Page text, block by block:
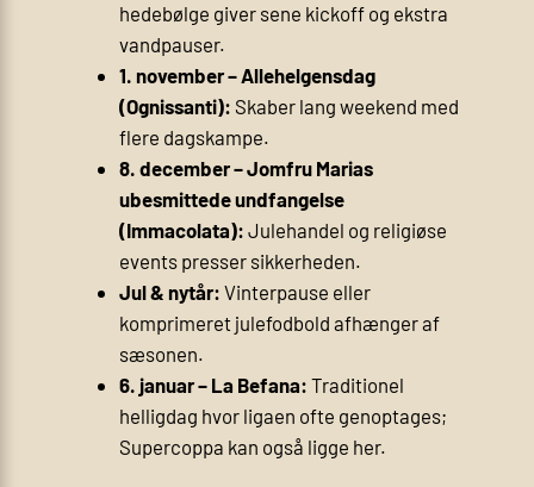
hedebølge giver sene kickoff og ekstra
vandpauser.
1. november – Allehelgensdag
(Ognissanti): Skaber lang weekend med
flere dagskampe.
8. december – Jomfru Marias
ubesmittede undfangelse
(Immacolata): Julehandel og religiøse
events presser sikkerheden.
Jul & nytår: Vinterpause eller
komprimeret julefodbold afhænger af
sæsonen.
6. januar – La Befana: Traditionel
helligdag hvor ligaen ofte genoptages;
Supercoppa kan også ligge her.